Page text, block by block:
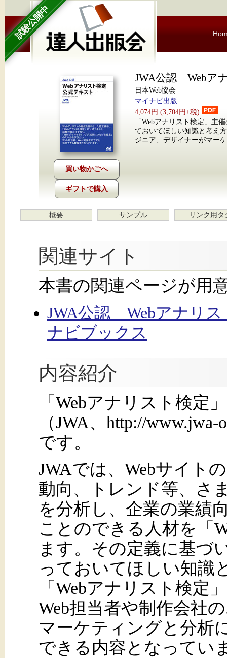
試験公開中
ギフトで購入
JWA公認 Webア
日本Web協会
マイナビ出版
4,074円 (3,704円+税)
「Webアナリスト検定」主
ておいてほしい知識と考え
ジニア、デザイナーがマー
概要 サンプル リンク用タ
関連サイト
本書の関連ページが用
JWA公認 Webアナリ
ナビブックス
内容紹介
「Webアナリスト検定
（JWA、http://
です。
JWAでは、Webサイト
動向、トレンド等、さ
を分析し、企業の業績
ことのできる人材を「
ます。その定義に基づ
っておいてほしい知識
「Webアナリスト検定
Web担当者や制作会社
マーケティングと分析
できる内容となってい